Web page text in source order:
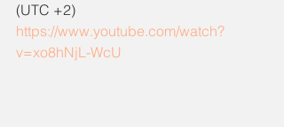
(UTC +2)
https://www.youtube.com/watch?
v=xo8hNjL-WcU